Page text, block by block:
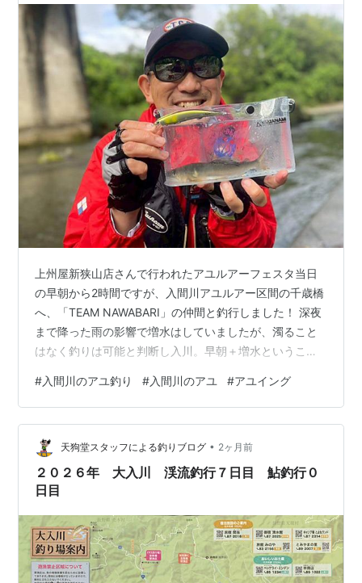
上州屋新狭山店さんで行われたアユルアーフェスタ当日
の早朝から2時間ですが、入間川アユルアー区間の千歳橋
へ、「TEAM NAWABARI」の仲間と釣行しました！ 深夜
まで降った雨の影響で増水はしていましたが、濁ること
はなく釣りは可能と判断し入川。早朝＋増水ということ
いまま、時間だけが過ぎていきます。 納竿リミット40分
前、ようやく雲の間から陽が差し始め、若干水温も上が
り始めると待っていたかのようにアユが跳ね始めます！
偏光グラスでどの石を喰んでいるかを見極め、そこにル
アーを流れに乗せて送り込むとすぐに竿に前あたり！直
後、アユが掛かり小気味良い独特…
#入間川のアユ釣り #入間川のアユ #アユイング
天狗堂スタッフによる釣りブログ • 2ヶ月前
２０２６年 大入川 渓流釣行７日目 鮎釣行０
日目